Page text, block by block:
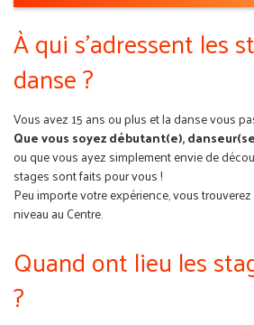
À qui s'adressent les
danse ?
Vous avez 15 ans ou plus et la danse vous
Que vous soyez débutant(e),
ou que vous ayez simplement envie de
stages sont faits pour vous !
Peu importe votre expérience, vous
niveau au Centre.
Quand ont lieu les
?